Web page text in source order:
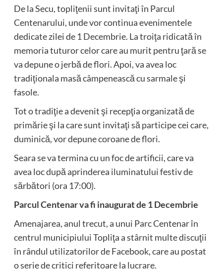
De la Secu, topliţenii sunt invitaţi în Parcul
Centenarului, unde vor continua evenimentele
dedicate zilei de 1 Decembrie. La troiţa ridicată în
memoria tuturor celor care au murit pentru ţară se
va depune o jerbă de flori. Apoi, va avea loc
tradiţionala masă câmpenească cu sarmale şi
fasole.
Tot o tradiţie a devenit şi recepţia organizată de
primărie şi la care sunt invitaţi să participe cei care,
duminică, vor depune coroane de flori.
Seara se va termina cu un foc de artificii, care va
avea loc după aprinderea iluminatului festiv de
sărbători (ora 17:00).
Parcul Centenar va fi inaugurat de 1 Decembrie
Amenajarea, anul trecut, a unui Parc Centenar în
centrul municipiului Topliţa a stârnit multe discuţii
în rândul utilizatorilor de Facebook, care au postat
o serie de critici referitoare la lucrare.